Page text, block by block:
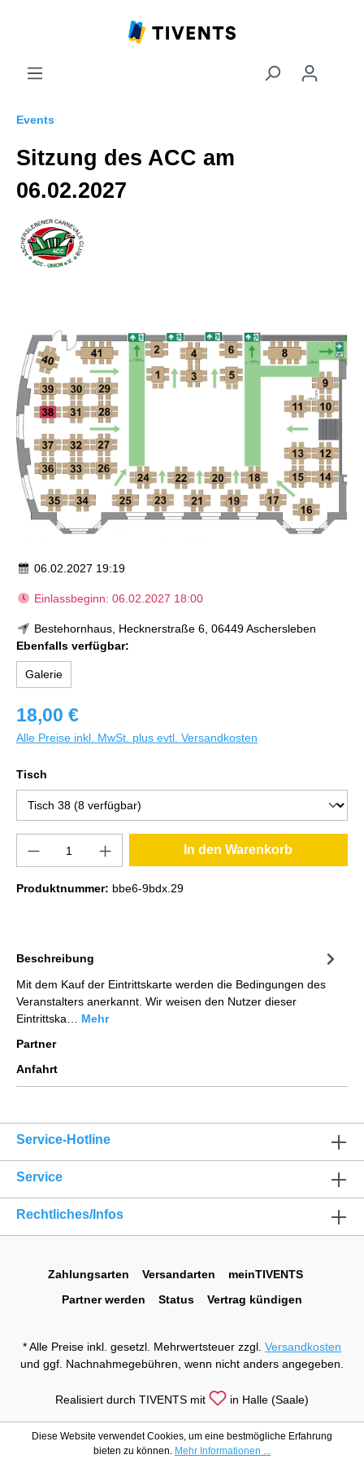
Events
Sitzung des ACC am
06.02.2027
06.02.2027 19:19
Einlassbeginn: 06.02.2027 18:00
Bestehornhaus, Hecknerstraße 6, 06449 Aschersleben
Ebenfalls verfügbar:
Galerie
18,00 €
Alle Preise inkl. MwSt. plus evtl. Versandkosten
Tisch
In den Warenkorb
Produktnummer: bbe6-9bdx.29
Beschreibung
Mit dem Kauf der Eintrittskarte werden die Bedingungen des
Veranstalters anerkannt. Wir weisen den Nutzer dieser
Eintrittska… Mehr
Partner
Anfahrt
Service-Hotline
Service
Rechtliches/Infos
Zahlungsarten Versandarten
meinTIVENTS
Partner werden
Status Vertrag kündigen
* Alle Preise inkl. gesetzl. Mehrwertsteuer zzgl. Versandkosten
und ggf. Nachnahmegebühren, wenn nicht anders angegeben.
Realisiert durch TIVENTS mit in Halle (Saale)
Diese Website verwendet Cookies, um eine bestmögliche Erfahrung
bieten zu können. Mehr Informationen ...